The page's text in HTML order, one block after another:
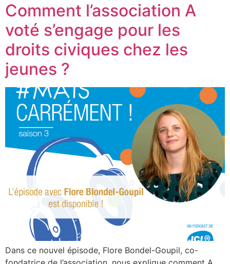
Comment l’association A
voté s’engage pour les
droits civiques chez les
jeunes ?
Dans ce nouvel épisode, Flore Bondel-Goupil, co-